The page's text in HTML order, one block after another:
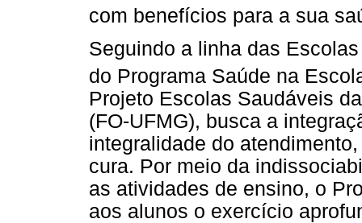
com benefícios para a sua
Seguindo a linha das
do Programa Saúde na
Projeto Escolas Saudáveis
(FO-UFMG), busca a
integralidade do
cura. Por meio da
as atividades de ensino, o
aos alunos o exercício